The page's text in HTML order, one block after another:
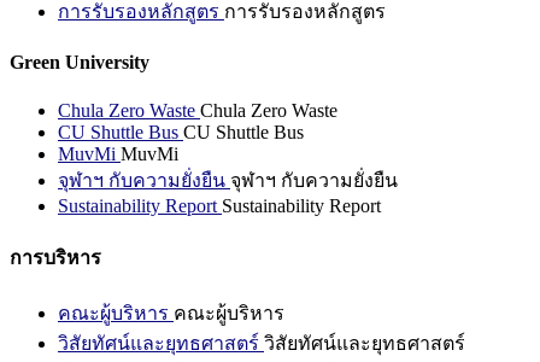
การรับรองหลักสูตร การรับรองหลักสูตร
Green University
Chula Zero Waste Chula Zero Waste
CU Shuttle Bus CU Shuttle Bus
MuvMi MuvMi
จุฬาฯ กับความยั่งยืน จุฬาฯ กับความยั่งยืน
Sustainability Report Sustainability Report
การบริหาร
คณะผู้บริหาร คณะผู้บริหาร
วิสัยทัศน์และยุทธศาสตร์ วิสัยทัศน์และยุทธศาสตร์